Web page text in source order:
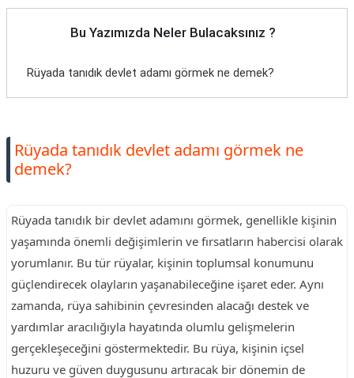
Bu Yazımızda Neler Bulacaksınız ?
Rüyada tanıdık devlet adamı görmek ne demek?
Rüyada tanıdık devlet adamı görmek ne
demek?
Rüyada tanıdık bir devlet adamını görmek, genellikle kişinin
yaşamında önemli değişimlerin ve fırsatların habercisi olarak
yorumlanır. Bu tür rüyalar, kişinin toplumsal konumunu
güçlendirecek olayların yaşanabileceğine işaret eder. Aynı
zamanda, rüya sahibinin çevresinden alacağı destek ve
yardımlar aracılığıyla hayatında olumlu gelişmelerin
gerçekleşeceğini göstermektedir. Bu rüya, kişinin içsel
huzuru ve güven duygusunu artıracak bir dönemin de